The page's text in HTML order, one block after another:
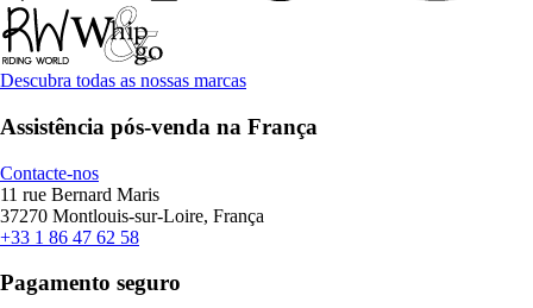
Descubra todas as nossas marcas
Assistência pós-venda na França
Contacte-nos
11 rue Bernard Maris
37270 Montlouis-sur-Loire, França
+33 1 86 47 62 58
Pagamento seguro